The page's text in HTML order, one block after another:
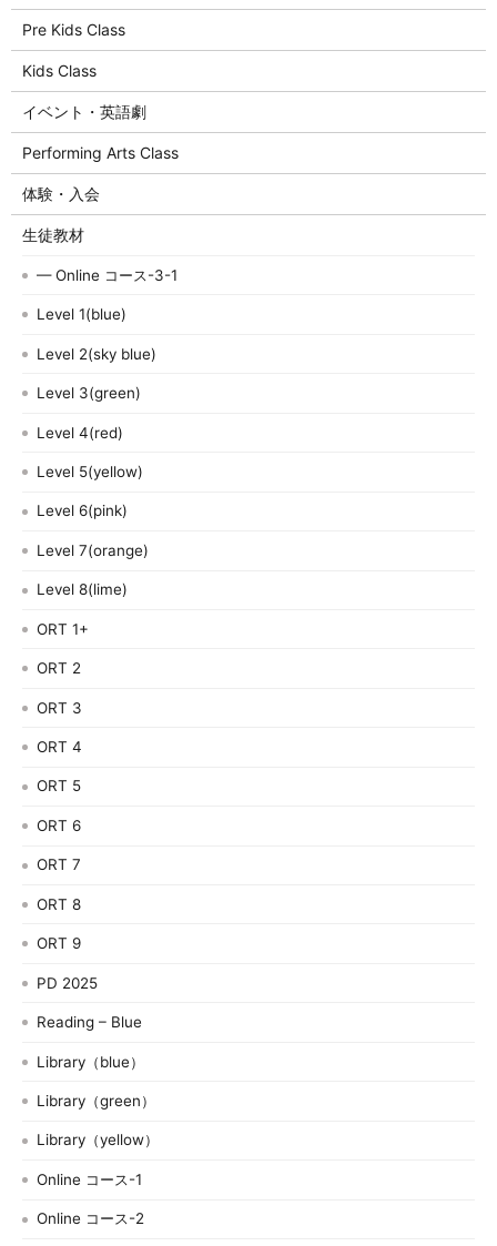
Pre Kids Class
Kids Class
イベント・英語劇
Performing Arts Class
体験・入会
生徒教材
— Online コース-3-1
Level 1(blue)
Level 2(sky blue)
Level 3(green)
Level 4(red)
Level 5(yellow)
Level 6(pink)
Level 7(orange)
Level 8(lime)
ORT 1+
ORT 2
ORT 3
ORT 4
ORT 5
ORT 6
ORT 7
ORT 8
ORT 9
PD 2025
Reading – Blue
Library（blue）
Library（green）
Library（yellow）
Online コース-1
Online コース-2